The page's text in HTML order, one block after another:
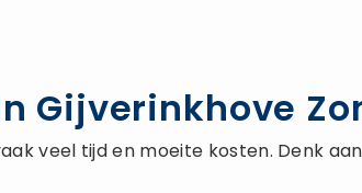
Gijverinkhove
veel tijd en moeite kosten. Denk